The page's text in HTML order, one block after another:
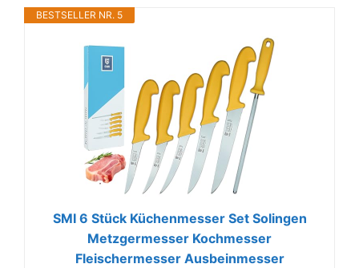
BESTSELLER NR. 5
SMI 6 Stück Küchenmesser Set Solingen
Metzgermesser Kochmesser
Fleischermesser Ausbeinmesser